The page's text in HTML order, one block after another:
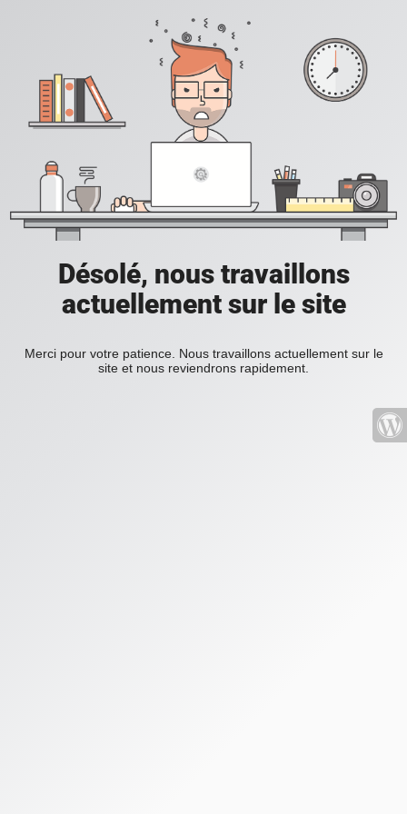
Désolé, nous travaillons
actuellement sur le site
Merci pour votre patience. Nous travaillons actuellement sur le
site et nous reviendrons rapidement.